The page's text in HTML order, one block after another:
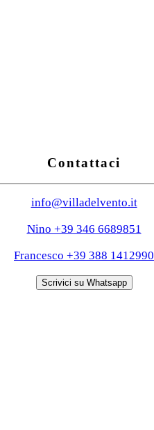
Contattaci
info@villadelvento.it
Nino +39 346 6689851
Francesco +39 388 1412990
Scrivici su Whatsapp